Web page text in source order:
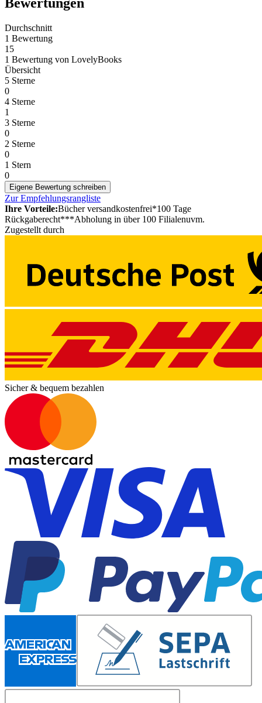
Durchschnitt
1 Bewertung
15
1 Bewertung von LovelyBooks
Übersicht
5 Sterne
0
4 Sterne
1
3 Sterne
0
2 Sterne
0
1 Stern
0
Eigene Bewertung schreiben
Zur Empfehlungsrangliste
Ihre Vorteile:Bücher versandkostenfrei*100 Tage
Rückgaberecht***Abholung in über 100 Filialenuvm.
Zugestellt durch
Sicher & bequem bezahlen